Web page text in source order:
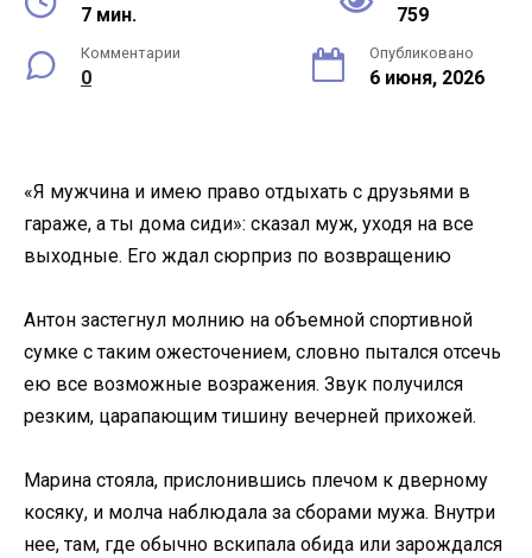
7 мин. 759
Комментарии
0
Опубликовано
6 июня, 2026
«Я мужчина и имею право отдыхать с друзьями в
гараже, а ты дома сиди»: сказал муж, уходя на все
выходные. Его ждал сюрприз по возвращению
Антон застегнул молнию на объемной спортивной
сумке с таким ожесточением, словно пытался отсечь
ею все возможные возражения. Звук получился
резким, царапающим тишину вечерней прихожей.
Марина стояла, прислонившись плечом к дверному
косяку, и молча наблюдала за сборами мужа. Внутри
нее, там, где обычно вскипала обида или зарождался